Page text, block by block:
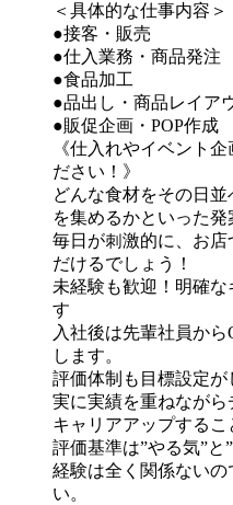
＜具体的な仕事内容＞
●接客・販売
●仕入業務・商品発注
●食品加工
●品出し・商品レイア
●販促企画・POP作
《仕入れやイベント
ださい！》
どんな食材をその日
を集めるかといった発
毎日が刺激的に、お
だけるでしょう！
未経験も歓迎！明確な
す
入社後は先輩社員か
します。
評価体制も目標設定
実に実績を重ねなが
キャリアアップするこ
評価基準は”やる気”と
経験は全く関係ない
い。